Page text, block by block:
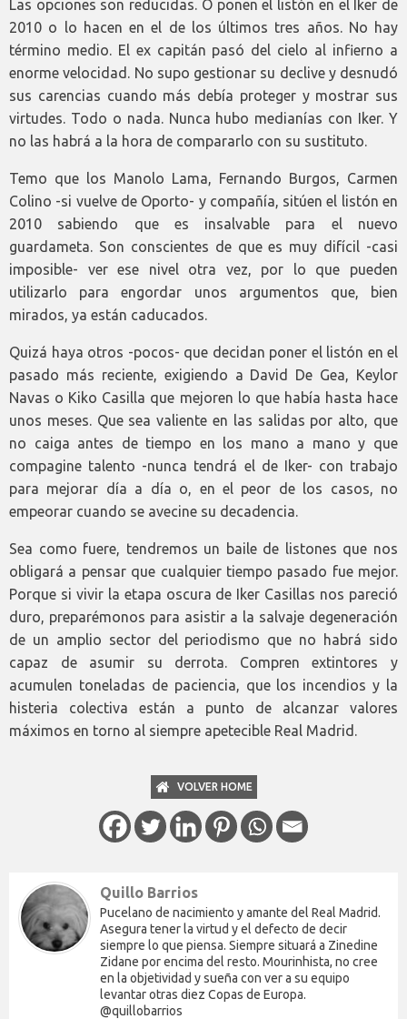
Las opciones son reducidas. O ponen el listón en el Iker de
2010 o lo hacen en el de los últimos tres años. No hay
término medio. El ex capitán pasó del cielo al infierno a
enorme velocidad. No supo gestionar su declive y desnudó
sus carencias cuando más debía proteger y mostrar sus
virtudes. Todo o nada. Nunca hubo medianías con Iker. Y
no las habrá a la hora de compararlo con su sustituto.
Temo que los Manolo Lama, Fernando Burgos, Carmen
Colino -si vuelve de Oporto- y compañía, sitúen el listón en
2010 sabiendo que es insalvable para el nuevo
guardameta. Son conscientes de que es muy difícil -casi
imposible- ver ese nivel otra vez, por lo que pueden
utilizarlo para engordar unos argumentos que, bien
mirados, ya están caducados.
Quizá haya otros -pocos- que decidan poner el listón en el
pasado más reciente, exigiendo a David De Gea, Keylor
Navas o Kiko Casilla que mejoren lo que había hasta hace
unos meses. Que sea valiente en las salidas por alto, que
no caiga antes de tiempo en los mano a mano y que
compagine talento -nunca tendrá el de Iker- con trabajo
para mejorar día a día o, en el peor de los casos, no
empeorar cuando se avecine su decadencia.
Sea como fuere, tendremos un baile de listones que nos
obligará a pensar que cualquier tiempo pasado fue mejor.
Porque si vivir la etapa oscura de Iker Casillas nos pareció
duro, preparémonos para asistir a la salvaje degeneración
de un amplio sector del periodismo que no habrá sido
capaz de asumir su derrota. Compren extintores y
acumulen toneladas de paciencia, que los incendios y la
histeria colectiva están a punto de alcanzar valores
máximos en torno al siempre apetecible Real Madrid.
VOLVER HOME
Quillo Barrios
Pucelano de nacimiento y amante del Real Madrid.
Asegura tener la virtud y el defecto de decir
siempre lo que piensa. Siempre situará a Zinedine
Zidane por encima del resto. Mourinhista, no cree
en la objetividad y sueña con ver a su equipo
levantar otras diez Copas de Europa.
@quillobarrios